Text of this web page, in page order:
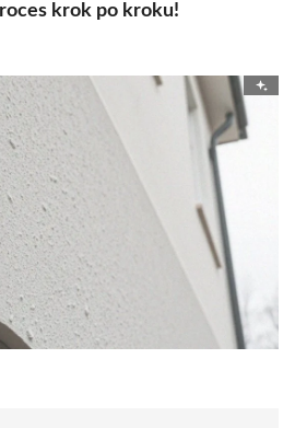
krok po kroku!